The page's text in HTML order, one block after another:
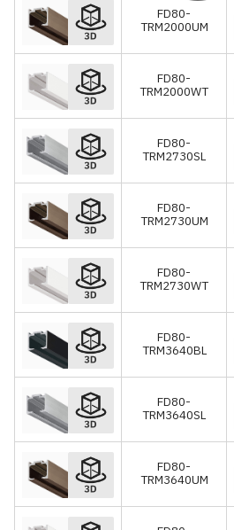
FD80-
TRM2000UM
FD80-
TRM2000WT
FD80-
TRM2730SL
FD80-
TRM2730UM
FD80-
TRM2730WT
FD80-
TRM3640BL
FD80-
TRM3640SL
FD80-
TRM3640UM